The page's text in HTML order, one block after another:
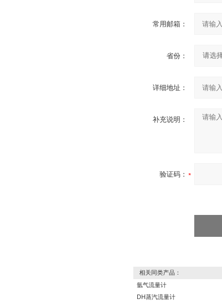
常用邮箱：
省份：
详细地址：
补充说明：
验证码：
相关同类产品：
氩气流量计
DH蒸汽流量计